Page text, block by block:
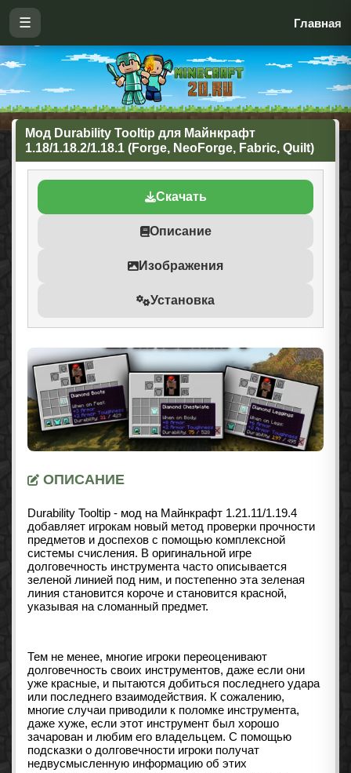
☰ Главная
Мод Durability Tooltip для Майнкрафт
1.18/1.18.2/1.18.1 (Forge, NeoForge, Fabric, Quilt)
Скачать
Описание
Изображения
Установка
ОПИСАНИЕ
Durability Tooltip - мод на Майнкрафт 1.21.11/1.19.4
добавляет игрокам новый метод проверки прочности
предметов и доспехов с помощью комплексной
системы счисления. В оригинальной игре
долговечность инструмента часто описывается
зеленой линией под ним, и постепенно эта зеленая
линия становится короче и становится красной,
указывая на сломанный предмет.
Тем не менее, многие игроки переоценивают
долговечность своих инструментов, даже если они
уже красные, и пытаются добиться последнего удара
или последнего взаимодействия. К сожалению,
многие случаи приводили к поломке инструмента,
даже хуже, если этот инструмент был хорошо
зачарован и любим его владельцем. С помощью
подсказки о долговечности игроки получат
недвусмысленную информацию об этих